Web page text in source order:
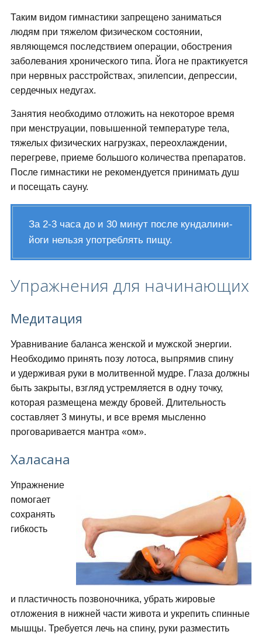
Таким видом гимнастики запрещено заниматься
людям при тяжелом физическом состоянии,
являющемся последствием операции, обострения
заболевания хронического типа. Йога не практикуется
при нервных расстройствах, эпилепсии, депрессии,
сердечных недугах.
Занятия необходимо отложить на некоторое время
при менструации, повышенной температуре тела,
тяжелых физических нагрузках, переохлаждении,
перегреве, приеме большого количества препаратов.
После гимнастики не рекомендуется принимать душ
и посещать сауну.
За 2-3 часа до и 30 минут после кундалини-
йоги нельзя употреблять пищу.
Упражнения для начинающих
Медитация
Уравнивание баланса женской и мужской энергии.
Необходимо принять позу лотоса, выпрямив спину
и удерживая руки в молитвенной мудре. Глаза должны
быть закрыты, взгляд устремляется в одну точку,
которая размещена между бровей. Длительность
составляет 3 минуты, и все время мысленно
проговаривается мантра «ом».
Халасана
Упражнение
помогает
сохранять
гибкость
и пластичность позвоночника, убрать жировые
отложения в нижней части живота и укрепить спинные
мышцы. Требуется лечь на спину, руки разместить